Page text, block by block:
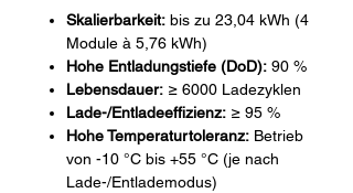
Skalierbarkeit: bis zu 23,04 kWh (4
Module à 5,76 kWh)
Hohe Entladungstiefe (DoD): 90 %
Lebensdauer: ≥ 6000 Ladezyklen
Lade-/Entladeeffizienz: ≥ 95 %
Hohe Temperaturtoleranz: Betrieb
von -10 °C bis +55 °C (je nach
Lade-/Entlademodus)